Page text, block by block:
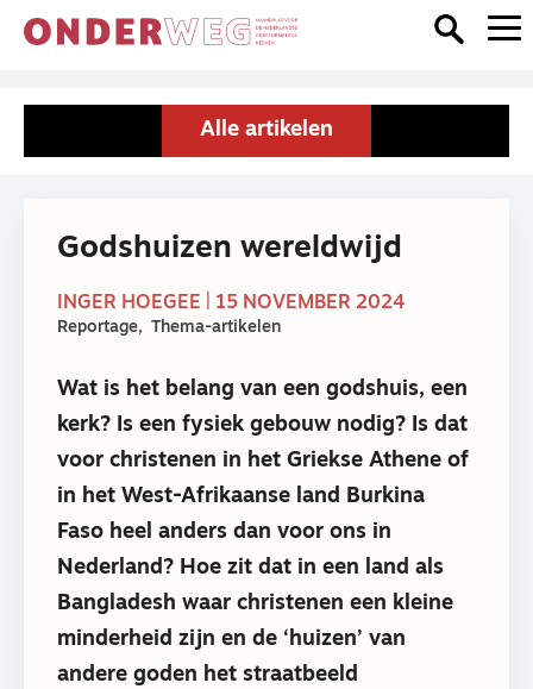
Alle artikelen
Godshuizen wereldwijd
INGER HOEGEE | 15 NOVEMBER 2024
Reportage Thema-artikelen
Wat is het belang van een godshuis, een
kerk? Is een fysiek gebouw nodig? Is dat
voor christenen in het Griekse Athene of
in het West-Afrikaanse land Burkina
Faso heel anders dan voor ons in
Nederland? Hoe zit dat in een land als
Bangladesh waar christenen een kleine
minderheid zijn en de ‘huizen’ van
andere goden het straatbeeld